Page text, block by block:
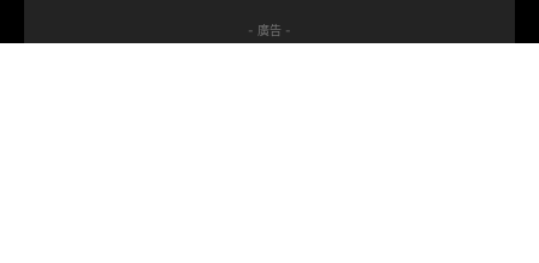
- 廣告 -